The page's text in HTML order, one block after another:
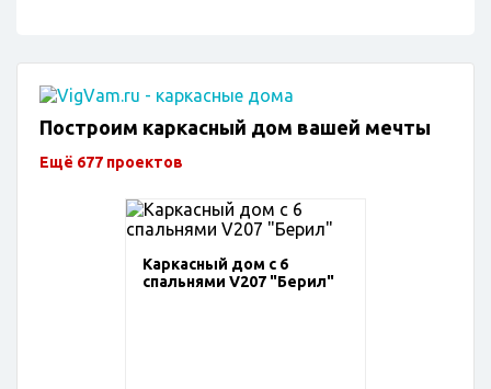
Построим каркасный дом вашей мечты
Ещё 677 проектов
Каркасный дом с 6
спальнями V207 "Берил"